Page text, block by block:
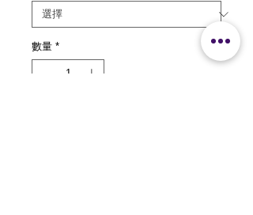
數量 *